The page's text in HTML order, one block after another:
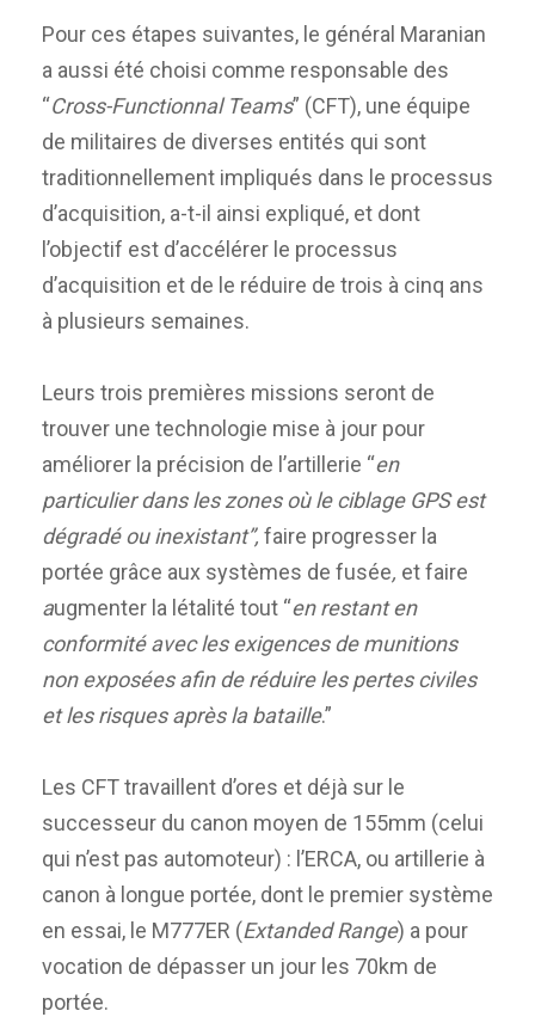
Pour ces étapes suivantes, le général Maranian
a aussi été choisi comme responsable des
“Cross-Functionnal Teams” (CFT), une équipe
de militaires de diverses entités qui sont
traditionnellement impliqués dans le processus
d’acquisition, a-t-il ainsi expliqué, et dont
l’objectif est d’accélérer le processus
d’acquisition et de le réduire de trois à cinq ans
à plusieurs semaines.
Leurs trois premières missions seront de
trouver une technologie mise à jour pour
améliorer la précision de l’artillerie “en
particulier dans les zones où le ciblage GPS est
dégradé ou inexistant”, faire progresser la
portée grâce aux systèmes de fusée, et faire
augmenter la létalité tout “en restant en
conformité avec les exigences de munitions
non exposées afin de réduire les pertes civiles
et les risques après la bataille.”
Les CFT travaillent d’ores et déjà sur le
successeur du canon moyen de 155mm (celui
qui n’est pas automoteur) : l’ERCA, ou artillerie à
canon à longue portée, dont le premier système
en essai, le M777ER (Extanded Range) a pour
vocation de dépasser un jour les 70km de
portée.